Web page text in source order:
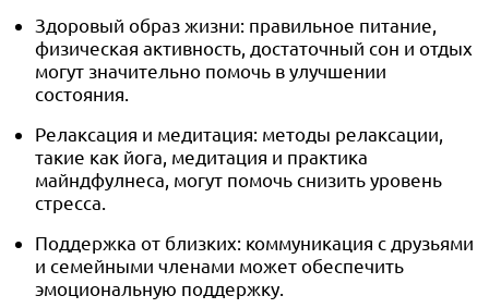
Здоровый образ жизни: правильное питание,
физическая активность, достаточный сон и отдых
могут значительно помочь в улучшении
состояния.
Релаксация и медитация: методы релаксации,
такие как йога, медитация и практика
майндфулнеса, могут помочь снизить уровень
стресса.
Поддержка от близких: коммуникация с друзьями
и семейными членами может обеспечить
эмоциональную поддержку.